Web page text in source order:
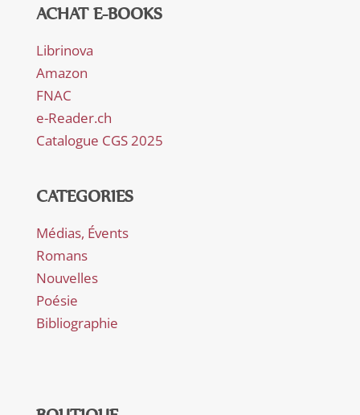
ACHAT E-BOOKS
Librinova
Amazon
FNAC
e-Reader.ch
Catalogue CGS 2025
CATEGORIES
Médias, Évents
Romans
Nouvelles
Poésie
Bibliographie